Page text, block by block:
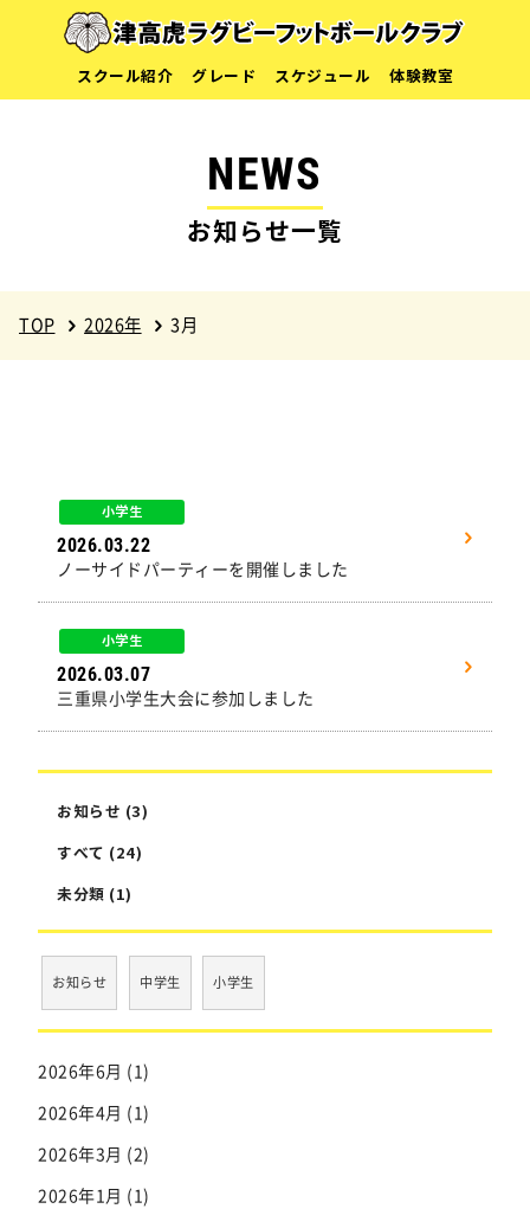
スクール紹介 グレード スケジュール 体験教室
NEWS
お知らせ一覧
TOP 2026年 3月
小学生
2026.03.22
ノーサイドパーティーを開催しました
小学生
2026.03.07
三重県小学生大会に参加しました
お知らせ (3)
すべて (24)
未分類 (1)
お知らせ 中学生 小学生
2026年6月 (1)
2026年4月 (1)
2026年3月 (2)
2026年1月 (1)